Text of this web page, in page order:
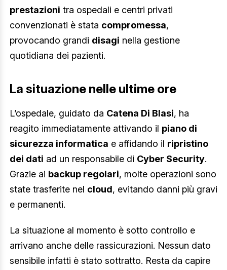
prestazioni tra ospedali e centri privati
convenzionati è stata compromessa,
provocando grandi disagi nella gestione
quotidiana dei pazienti.
La situazione nelle ultime ore
L’ospedale, guidato da Catena Di Blasi, ha
reagito immediatamente attivando il piano di
sicurezza informatica e affidando il ripristino
dei dati ad un responsabile di Cyber Security.
Grazie ai backup regolari, molte operazioni sono
state trasferite nel cloud, evitando danni più gravi
e permanenti.
La situazione al momento è sotto controllo e
arrivano anche delle rassicurazioni. Nessun dato
sensibile infatti è stato sottratto. Resta da capire